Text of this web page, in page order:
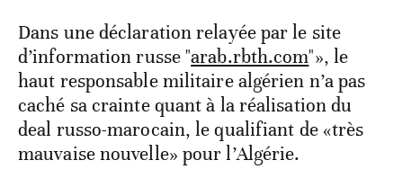
Dans une déclaration relayée par le site
d’information russe "arab.rbth.com"», le
haut responsable militaire algérien n’a pas
caché sa crainte quant à la réalisation du
deal russo-marocain, le qualifiant de «très
mauvaise nouvelle» pour l’Algérie.